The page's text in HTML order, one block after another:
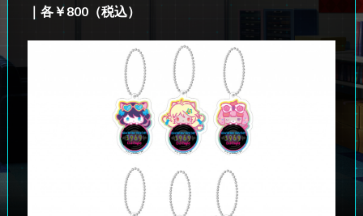
｜各￥800（税込）